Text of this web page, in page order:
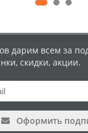
дарим всем за
скидки, акции.
Оформить